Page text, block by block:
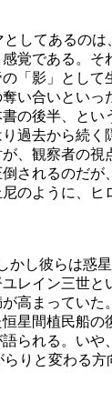
してあるの
覚である。
「影」とし
い合いとい
の後半、と
過去から続
、観察者の
されるのだ
のように、
かし彼らは惑
レイン三世と
高まっていた
星間植民船の
られる。いや
りと変わる